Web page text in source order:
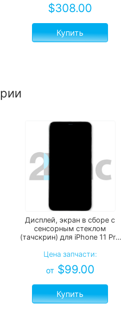
$308.00
Купить
Дисплей, экран в сборе с
сенсорным стеклом
(тачскрин) для iPhone 11 Pro
Цена запчасти:
от $99.00
Купить